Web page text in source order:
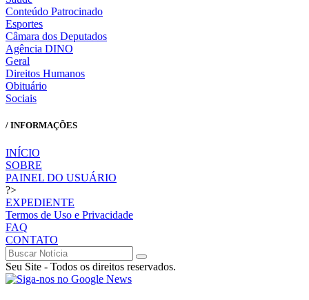
Conteúdo Patrocinado
Esportes
Câmara dos Deputados
Agência DINO
Geral
Direitos Humanos
Obituário
Sociais
/ INFORMAÇÕES
INÍCIO
SOBRE
PAINEL DO USUÁRIO
?>
EXPEDIENTE
Termos de Uso e Privacidade
FAQ
CONTATO
Seu Site - Todos os direitos reservados.